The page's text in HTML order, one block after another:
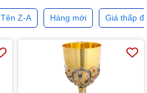
Tên Z-A Hàng mới Giá thấp